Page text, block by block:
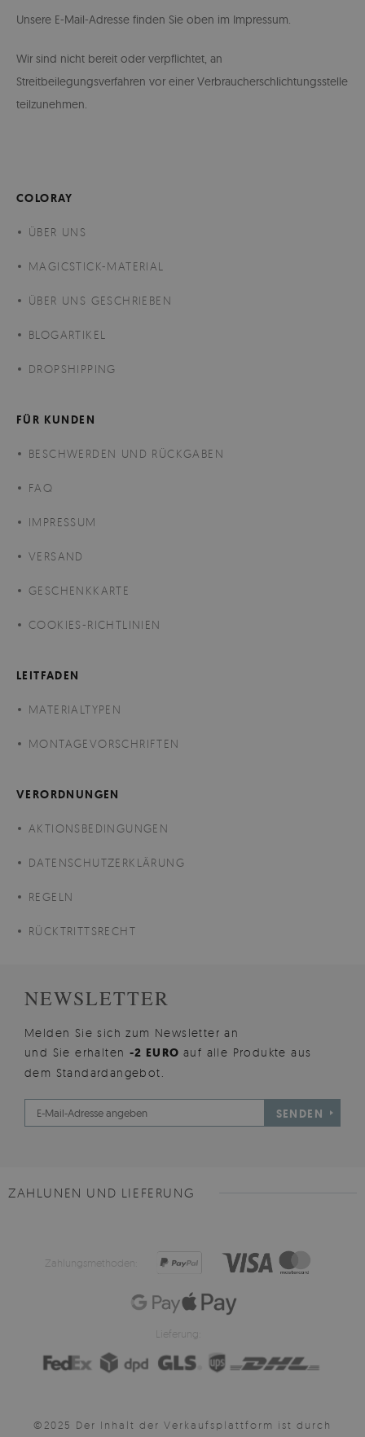
Unsere E-Mail-Adresse finden Sie oben im Impressum.
Wir sind nicht bereit oder verpflichtet, an
Streitbeilegungsverfahren vor einer Verbraucherschlichtungsstelle
teilzunehmen.
COLORAY
ÜBER UNS
MAGICSTICK-MATERIAL
ÜBER UNS GESCHRIEBEN
BLOGARTIKEL
DROPSHIPPING
FÜR KUNDEN
BESCHWERDEN UND RÜCKGABEN
FAQ
IMPRESSUM
VERSAND
GESCHENKKARTE
COOKIES-RICHTLINIEN
LEITFADEN
MATERIALTYPEN
MONTAGEVORSCHRIFTEN
VERORDNUNGEN
AKTIONSBEDINGUNGEN
DATENSCHUTZERKLÄRUNG
REGELN
RÜCKTRITTSRECHT
NEWSLETTER
Melden Sie sich zum Newsletter an
und Sie erhalten -2 EUROauf alle Produkte aus
dem Standardangebot.
SENDEN
ZAHLUNEN UND LIEFERUNG
Zahlungsmethoden:
Lieferung:
©2025 Der Inhalt der Verkaufsplattform ist durch